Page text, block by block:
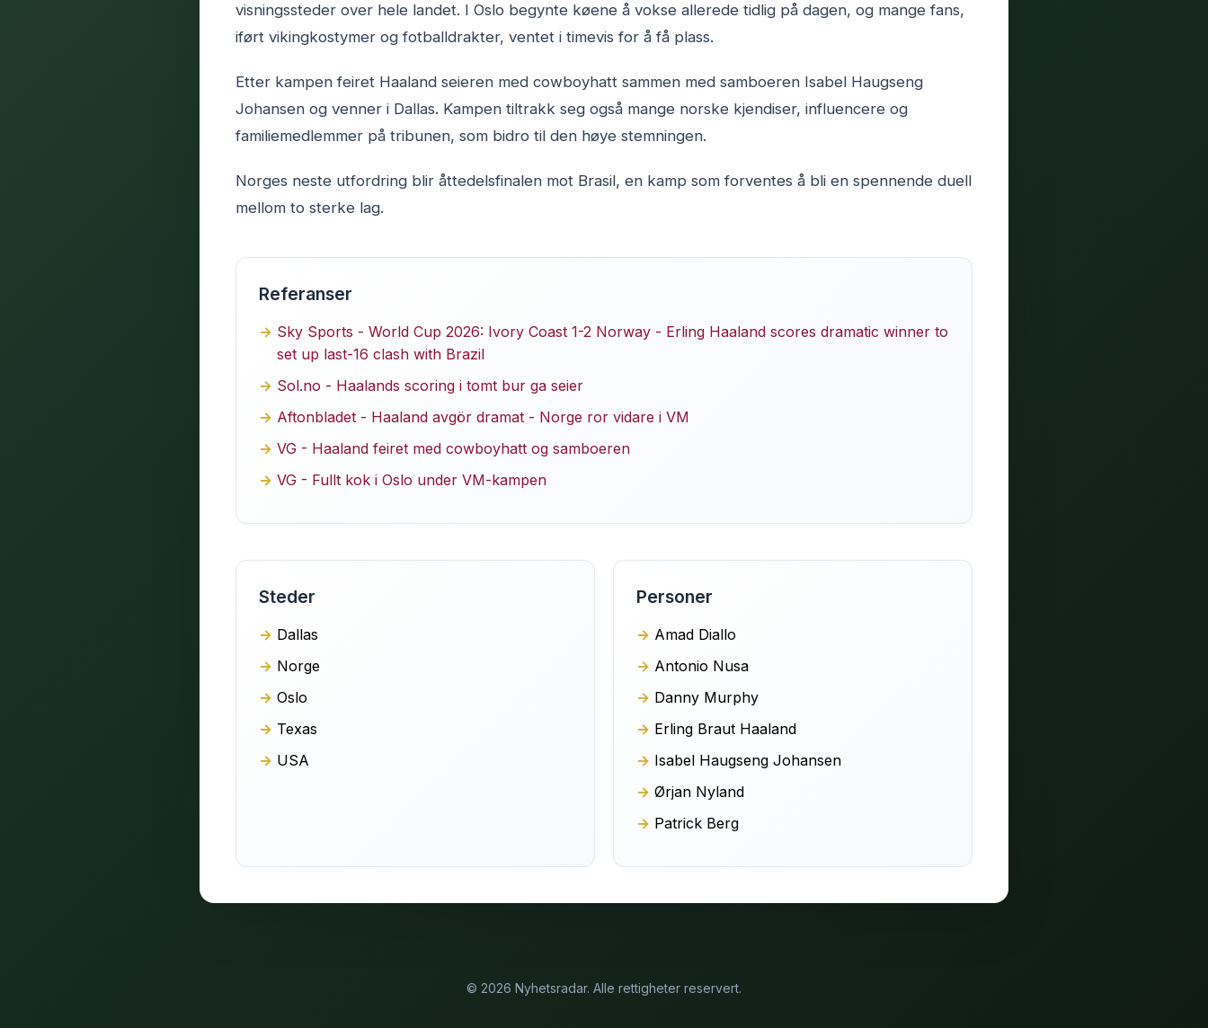
visningssteder over hele landet. I Oslo begynte køene å vokse allerede tidlig på dagen, og mange fans,
iført vikingkostymer og fotballdrakter, ventet i timevis for å få plass.
Etter kampen feiret Haaland seieren med cowboyhatt sammen med samboeren Isabel Haugseng
Johansen og venner i Dallas. Kampen tiltrakk seg også mange norske kjendiser, influencere og
familiemedlemmer på tribunen, som bidro til den høye stemningen.
Norges neste utfordring blir åttedelsfinalen mot Brasil, en kamp som forventes å bli en spennende duell
mellom to sterke lag.
Referanser
Sky Sports - World Cup 2026: Ivory Coast 1-2 Norway - Erling Haaland scores dramatic winner to
set up last-16 clash with Brazil
Sol.no - Haalands scoring i tomt bur ga seier
Aftonbladet - Haaland avgör dramat - Norge ror vidare i VM
VG - Haaland feiret med cowboyhatt og samboeren
VG - Fullt kok i Oslo under VM-kampen
Steder
Dallas
Norge
Oslo
Texas
USA
Personer
Amad Diallo
Antonio Nusa
Danny Murphy
Erling Braut Haaland
Isabel Haugseng Johansen
Ørjan Nyland
Patrick Berg
© 2026 Nyhetsradar. Alle rettigheter reservert.